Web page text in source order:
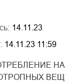
14.11.23
14.11.23 11:59